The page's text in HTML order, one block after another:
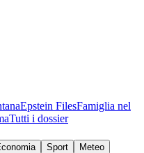
Epstein FilesFamiglia nel
Tutti i dossier
Sport
Meteo